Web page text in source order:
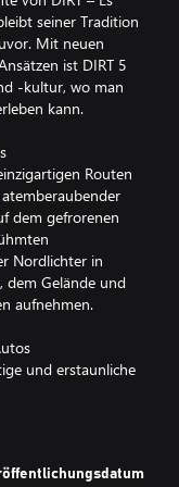
seiner Tradition
Mit neuen
ist DIRT 5
-kultur, wo man
kann.
Routen
dem gefrorenen
Nordlichter in
dem Gelände und
aufnehmen.
und erstaunliche
Gelände mit
Autos auf neuen
komplett.